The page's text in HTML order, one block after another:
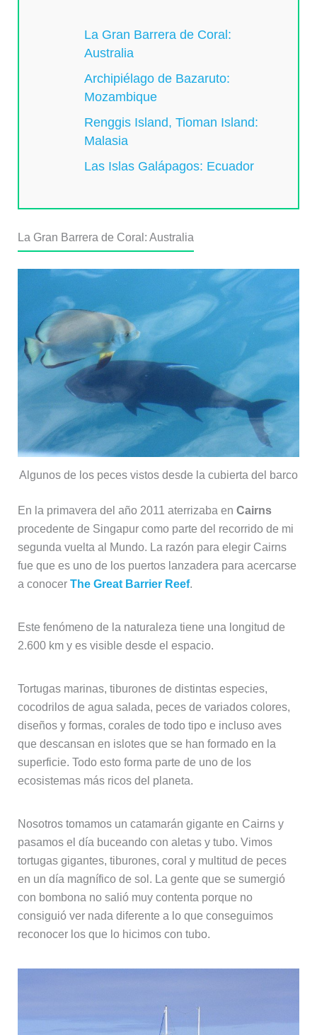
La Gran Barrera de Coral:
Australia
Archipiélago de Bazaruto:
Mozambique
Renggis Island, Tioman Island:
Malasia
Las Islas Galápagos: Ecuador
La Gran Barrera de Coral: Australia
Algunos de los peces vistos desde la cubierta del barco
En la primavera del año 2011 aterrizaba en Cairns
procedente de Singapur como parte del recorrido de mi
segunda vuelta al Mundo. La razón para elegir Cairns
fue que es uno de los puertos lanzadera para acercarse
a conocer The Great Barrier Reef.
Este fenómeno de la naturaleza tiene una longitud de
2.600 km y es visible desde el espacio.
Tortugas marinas, tiburones de distintas especies,
cocodrilos de agua salada, peces de variados colores,
diseños y formas, corales de todo tipo e incluso aves
que descansan en islotes que se han formado en la
superficie. Todo esto forma parte de uno de los
ecosistemas más ricos del planeta.
Nosotros tomamos un catamarán gigante en Cairns y
pasamos el día buceando con aletas y tubo. Vimos
tortugas gigantes, tiburones, coral y multitud de peces
en un día magnífico de sol. La gente que se sumergió
con bombona no salió muy contenta porque no
consiguió ver nada diferente a lo que conseguimos
reconocer los que lo hicimos con tubo.